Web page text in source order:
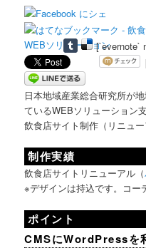
[`evernote`
日本地域産業総合研究所が
ているWEBソリューション
飲食店サイト制作（リニュー
制作実績
飲食店サイトリニューアル（
※デザインは持込です。コー
ポイント
CMSにWordPressを